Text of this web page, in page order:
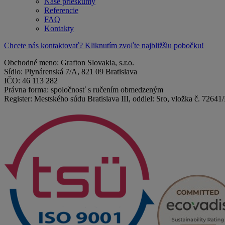
Referencie
FAQ
Kontakty
Chcete nás kontaktovať? Kliknutím zvoľte najbližšiu pobočku!
Obchodné meno: Grafton Slovakia, s.r.o.
Sídlo: Plynárenská 7/A, 821 09 Bratislava
IČO: 46 113 282
Právna forma: spoločnosť s ručením obmedzeným
Register: Mestského súdu Bratislava III, oddiel: Sro, vložka č.